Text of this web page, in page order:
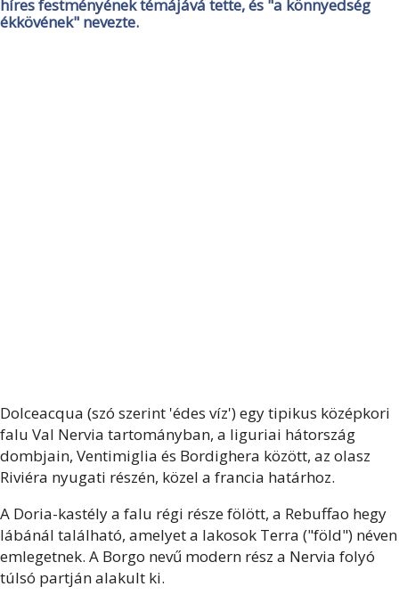
híres festményének témájává tette, és "a könnyedség
ékkövének" nevezte.
Dolceacqua (szó szerint 'édes víz') egy tipikus középkori
falu Val Nervia tartományban, a liguriai hátország
dombjain, Ventimiglia és Bordighera között, az olasz
Riviéra nyugati részén, közel a francia határhoz.
A Doria-kastély a falu régi része fölött, a Rebuffao hegy
lábánál található, amelyet a lakosok Terra ("föld") néven
emlegetnek. A Borgo nevű modern rész a Nervia folyó
túlsó partján alakult ki.